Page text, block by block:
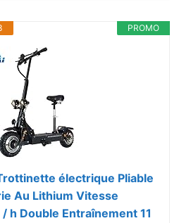
PROMO
électrique Pliable
Au Lithium Vitesse
h Double Entraînement 11